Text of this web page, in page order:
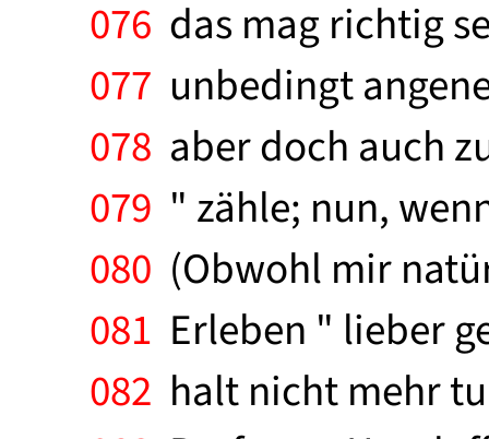
076 das mag richtig
077 unbedingt
078 aber doch auch
079 " zähle; nun,
080 (Obwohl mir
081 Erleben " lieber
082 halt nicht mehr